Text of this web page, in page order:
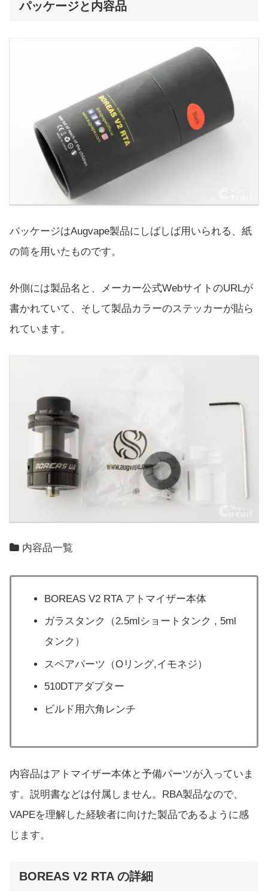
パッケージと内容品
パッケージはAugvape製品にしばしば用いられる、紙
の筒を用いたものです。
外側には製品名と、メーカー公式WebサイトのURLが
書かれていて、そして製品カラーのステッカーが貼ら
れています。
内容品一覧
BOREAS V2 RTA アトマイザー本体
ガラスタンク（2.5mlショートタンク , 5ml
タンク）
スペアパーツ（Oリング,イモネジ）
510DTアダプター
ビルド用六角レンチ
内容品はアトマイザー本体と予備パーツが入っていま
す。説明書などは付属しません。RBA製品なので、
VAPEを理解した経験者に向けた製品であるように感
じます。
BOREAS V2 RTA の詳細